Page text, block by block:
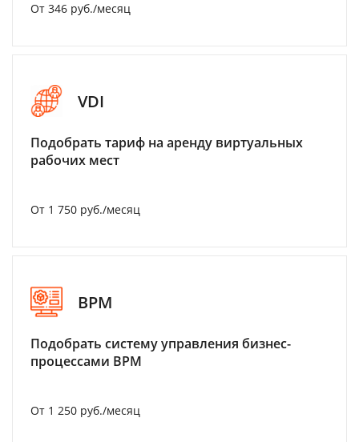
От 346 руб./месяц
VDI
Подобрать тариф на аренду виртуальных
рабочих мест
От 1 750 руб./месяц
BPM
Подобрать систему управления бизнес-
процессами BPM
От 1 250 руб./месяц